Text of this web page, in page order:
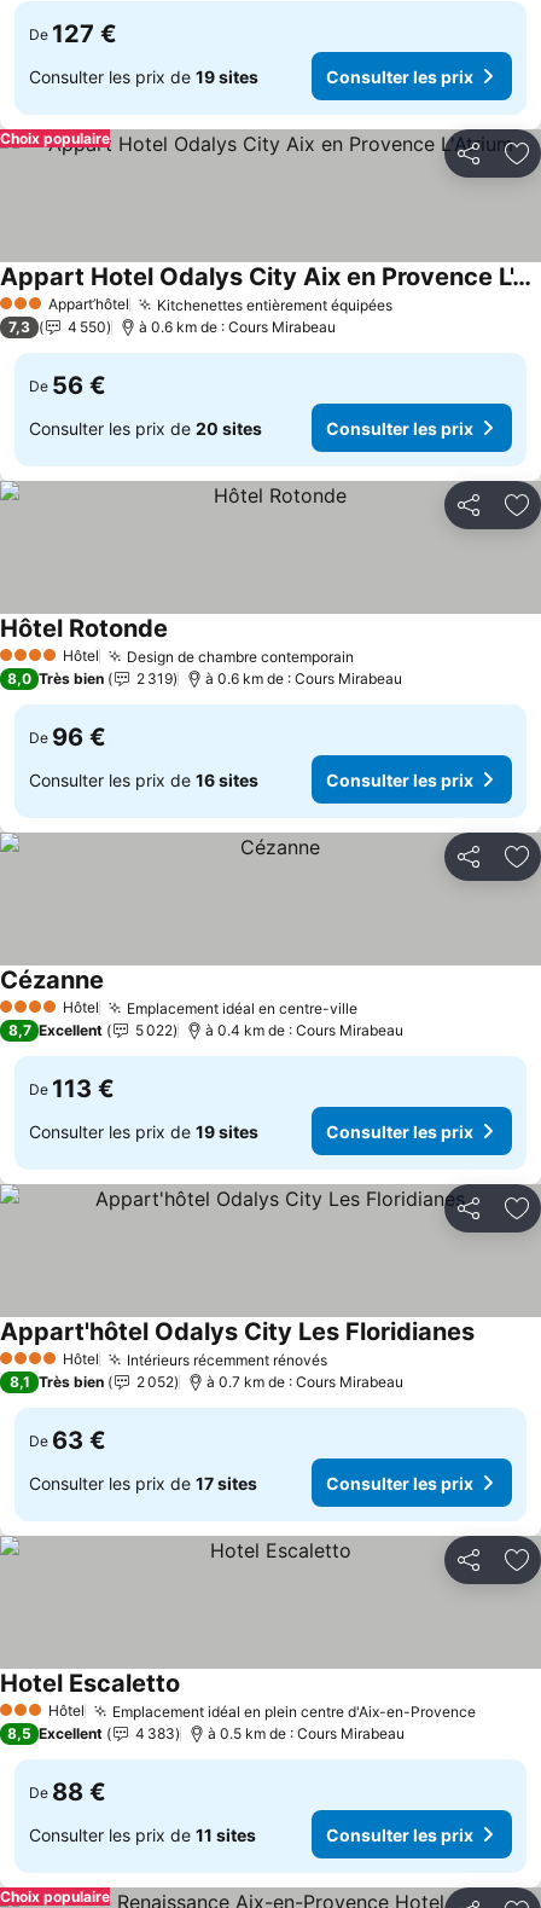
De 127 €
Consulter les prix de 19 sites Consulter les prix
Partager
Choix populaire
3 ÉtoilesAppart’hôtel Kitchenettes entièrement équipées
Appart Hotel Odalys City Aix en Provence L'Atrium
7,3 4 550 à 0.6 km de : Cours Mirabeau
De 56 €
Consulter les prix de 20 sites Consulter les prix
Partager
4 Étoiles Hôtel Design de chambre contemporain
Hôtel Rotonde
8,0 Très bien 2 319 à 0.6 km de : Cours Mirabeau
De 96 €
Consulter les prix de 16 sites Consulter les prix
Partager
4 Étoiles Hôtel Emplacement idéal en centre-ville
Cézanne
8,7 Excellent 5 022 à 0.4 km de : Cours Mirabeau
De 113 €
Consulter les prix de 19 sites Consulter les prix
Partager
4 Étoiles Hôtel Intérieurs récemment rénovés
Appart'hôtel Odalys City Les Floridianes
8,1 Très bien 2 052 à 0.7 km de : Cours Mirabeau
De 63 €
Consulter les prix de 17 sites Consulter les prix
Partager
3 ÉtoilesHôtel Emplacement idéal en plein centre d'Aix-en-Provence
Hotel Escaletto
8,5 Excellent 4 383 à 0.5 km de : Cours Mirabeau
De 88 €
Consulter les prix de 11 sites Consulter les prix
Choix populaire